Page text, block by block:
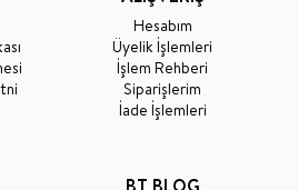
Hesabım
Üyelik İşlemleri
İşlem Rehberi
Siparişlerim
İade İşlemleri